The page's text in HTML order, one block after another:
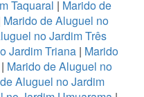
Taquaral | Marido de
Marido de Aluguel no
no Jardim Três
Jardim Triana | Marido
Marido de Aluguel no
Aluguel no Jardim